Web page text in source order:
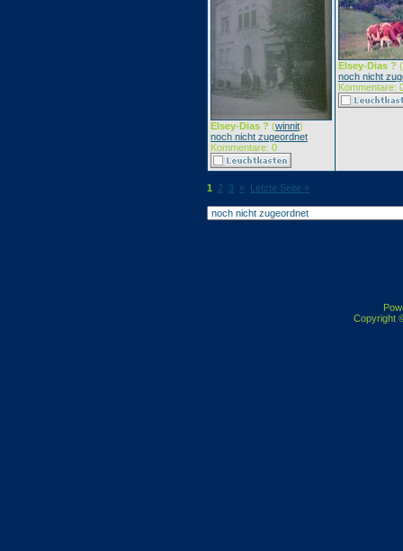
Elsey-Dias ? (winnit)
noch nicht zugeordnet
Kommentare: 0
Elsey-Dias ? (
noch nicht
Kommentare:
1 2 3 » Letzte Seite »
Copyright